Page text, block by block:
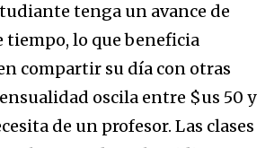
tenga un avance de
tiempo, lo que beneficia
compartir su día con otras
oscila entre $us 50 y
de un profesor. Las clases